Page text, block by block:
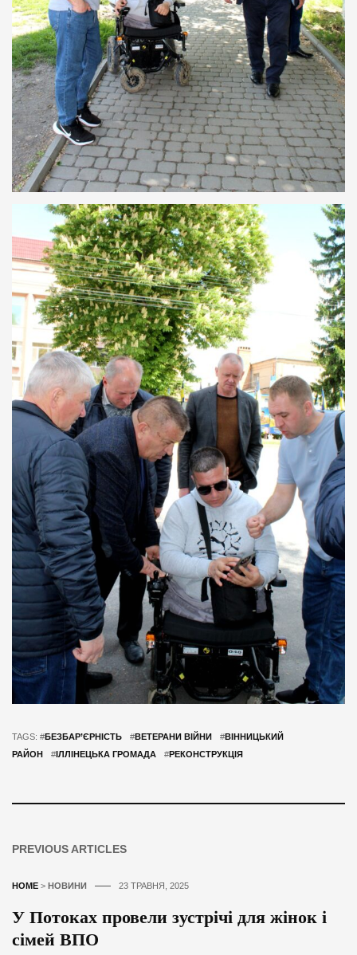
TAGS: #БЕЗБАР’ЄРНІСТЬ #ВЕТЕРАНИ ВІЙНИ #ВІННИЦЬКИЙ
РАЙОН
#ІЛЛІНЕЦЬКА ГРОМАДА #РЕКОНСТРУКЦІЯ
PREVIOUS ARTICLES
HOME > НОВИНИ 23 ТРАВНЯ, 2025
У Потоках провели зустрічі для жінок і
сімей ВПО